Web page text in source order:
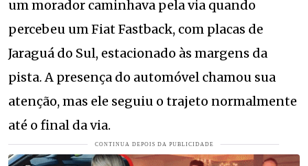
um morador caminhava pela via quando
percebeu um Fiat Fastback, com placas de
Jaraguá do Sul, estacionado às margens da
pista. A presença do automóvel chamou sua
atenção, mas ele seguiu o trajeto normalmente
até o final da via.